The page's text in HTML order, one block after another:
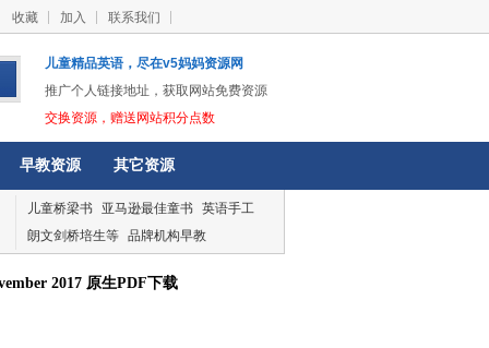
收藏 加入 联系我们
儿童精品英语，尽在v5妈妈资源网
推广个人链接地址，获取网站免费资源
交换资源，赠送网站积分点数
早教资源 其它资源
儿童桥梁书 亚马逊最佳童书 英语手工
朗文剑桥培生等 品牌机构早教
2017 原生PDF下载